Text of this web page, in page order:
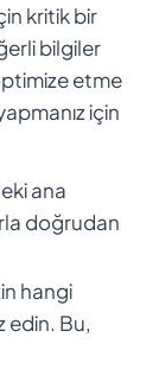
kritik bir
bilgiler
etme
için
ana
doğrudan
hangi
edin. Bu,